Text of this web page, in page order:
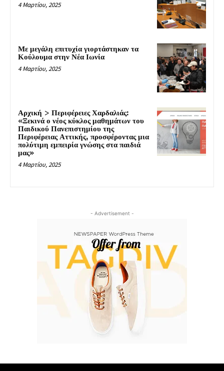
4 Μαρτίου, 2025
Με μεγάλη επιτυχία γιορτάστηκαν τα
Κούλουμα στην Νέα Ιωνία
4 Μαρτίου, 2025
Αρχική > Περιφέρειες Χαρδαλιάς:
«Ξεκινά ο νέος κύκλος μαθημάτων του
Παιδικού Πανεπιστημίου της
Περιφέρειας Αττικής, προσφέροντας μια
πολύτιμη εμπειρία γνώσης στα παιδιά
μας»
4 Μαρτίου, 2025
- Advertisement -